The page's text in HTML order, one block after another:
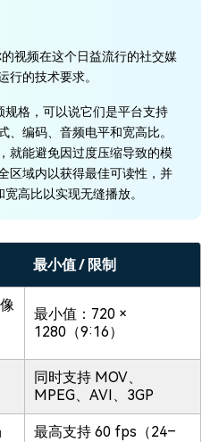
视频在这个日益流行的社交媒
行的技术要求。
格，可以说它们是平台支持
、编码、音频电平和宽高比。
就能避免因过度压缩导致的模
区域内以获得最佳可读性，并
高比以实现无缝播放。
最小值 / 限制
最小值：720 ×
1280（9:16）
同时支持 MOV、
MPEG、AVI、3GP
最高支持 60 fps（24–